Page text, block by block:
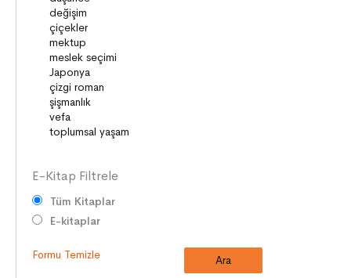
ZAMAN ve MEKÂN
SOSYAL İLİŞKİLER
EDEBİ TÜRLER
İLETİŞİM
SORUMLULUKLAR
SÖZ VARLIĞI
E-Kitap Filtrele
Tüm Kitaplar
E-kitaplar
Formu Temizle